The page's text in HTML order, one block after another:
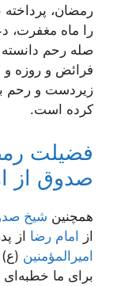
رمضان،
را ماه مغفرت،
صله رحم‌ دانسته
فرائض‌ و روزه‌ و
زیردست‌ و رحم‌
کرده است.
فضیلت
صدوق از
همچنین شیخ
از امام رضا از
امیرالمؤمنین
برای ما